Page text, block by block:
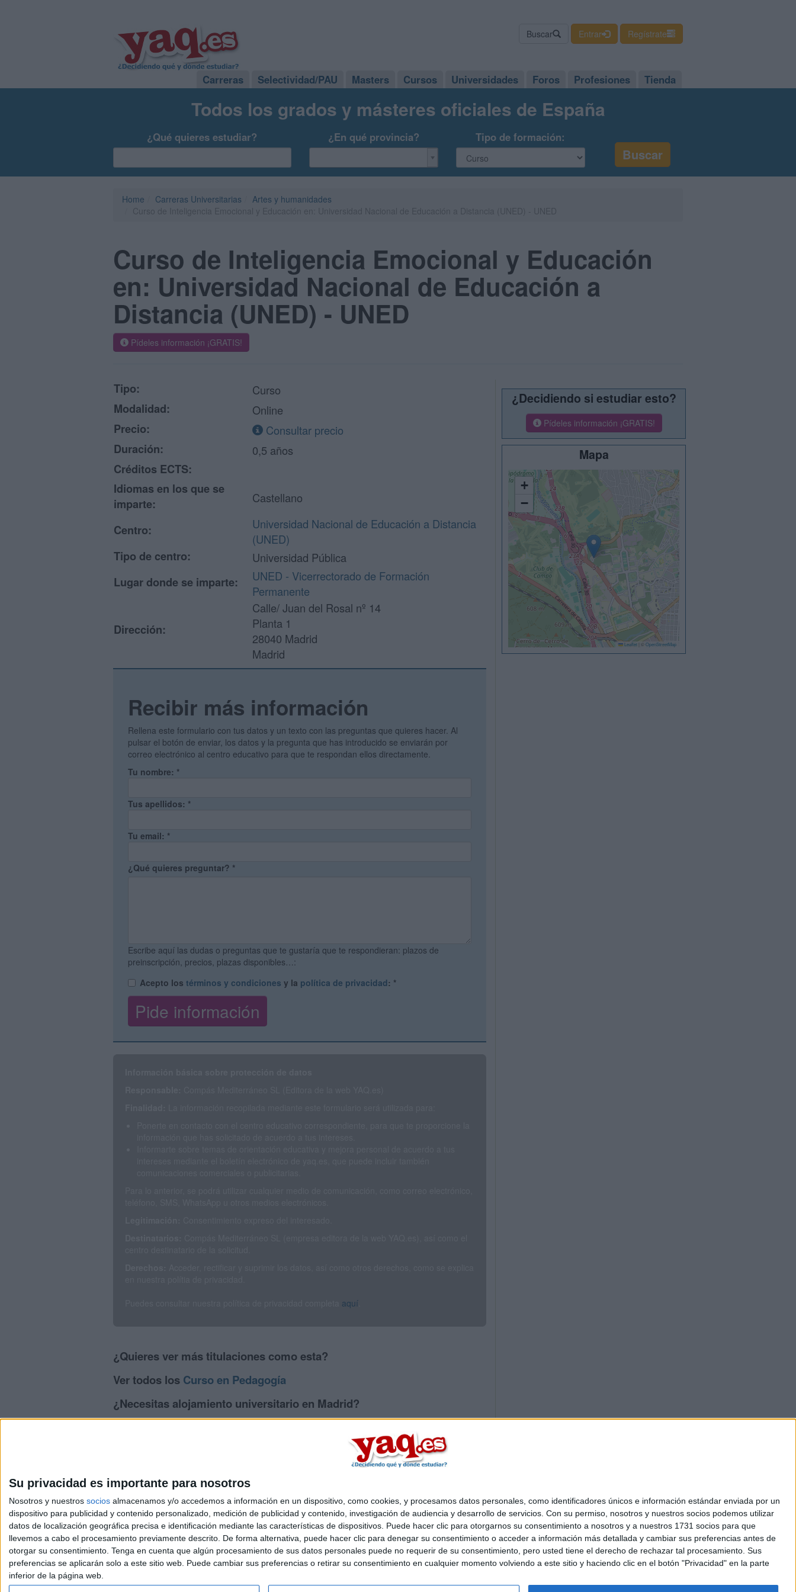
Su privacidad es importante para nosotros
Nosotros y nuestros socios almacenamos y/o accedemos a información en un dispositivo, como cookies, y procesamos datos personales, como identificadores únicos e información estándar enviada por un
dispositivo para publicidad y contenido personalizado, medición de publicidad y contenido, investigación de audiencia y desarrollo de servicios. Con su permiso, nosotros y nuestros socios podemos utilizar
datos de localización geográfica precisa e identificación mediante las características de dispositivos. Puede hacer clic para otorgarnos su consentimiento a nosotros y a nuestros 1731 socios para que
llevemos a cabo el procesamiento previamente descrito. De forma alternativa, puede hacer clic para denegar su consentimiento o acceder a información más detallada y cambiar sus preferencias antes de
otorgar su consentimiento. Tenga en cuenta que algún procesamiento de sus datos personales puede no requerir de su consentimiento, pero usted tiene el derecho de rechazar tal procesamiento. Sus
preferencias se aplicarán solo a este sitio web. Puede cambiar sus preferencias o retirar su consentimiento en cualquier momento volviendo a este sitio y haciendo clic en el botón "Privacidad" en la parte
inferior de la página web.
Buscar Entrar Regístrate
Carreras Selectividad/PAU Masters Cursos Universidades Foros Profesiones Tienda
Todos los grados y másteres oficiales de España
¿Qué quieres estudiar? ¿En qué provincia? Tipo de formación:
Home Carreras Universitarias
Artes y humanidades
Curso de Inteligencia Emocional y Educación
en: Universidad Nacional de Educación a
Distancia (UNED) - UNED
Pídeles información ¡GRATIS!
Tipo:
Curso
Modalidad:
Online
Precio:
Consultar precio
Duración:
0,5 años
Créditos ECTS:
Idiomas en los que se
imparte:
Castellano
Centro:
Universidad Nacional de Educación a Distancia
(UNED)
Tipo de centro:
Universidad Pública
Lugar donde se imparte:
UNED - Vicerrectorado de Formación
Permanente
Dirección:
Calle/ Juan del Rosal nº 14
Planta 1
28040 Madrid
Madrid
Recibir más información
Rellena este formulario con tus datos y un texto con las preguntas que quieres hacer. Al
pulsar el botón de enviar, los datos y la pregunta que has introducido se enviarán por
correo electrónico al centro educativo para que te respondan ellos directamente.
Tu nombre: *
Tus apellidos: *
Tu email: *
¿Qué quieres preguntar? *
Escribe aquí las dudas o preguntas que te gustaría que te respondieran: plazos de
preinscripción, precios, plazas disponibles…:
Acepto los términos y condiciones y la política de privacidad: *
aquí
¿Quieres ver más titulaciones como esta?
Ver todos los Curso en Pedagogía
¿Necesitas alojamiento universitario en Madrid?
>> Residencias de estudiantes y colegios mayores en Madrid
¿Decidiendo si estudiar esto?
Pídeles información ¡GRATIS!
Mapa
+
−
Leaflet © OpenStreetMap
Quiénes somos|Contactar|Anúnciate
Aviso legal|Politica de privacidad|Condiciones generales|Política de cookies
© 2003-2026Compás Mediterráneo S.L.- Diego de León 47 - 28006 Madrid [ESPAÑA] - Tel. +34 91 593 2767